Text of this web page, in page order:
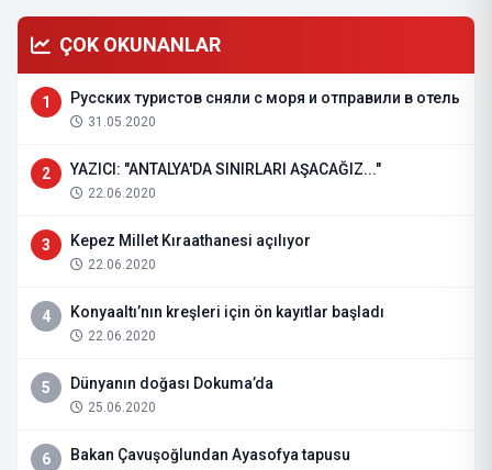
ÇOK OKUNANLAR
1 Русских туристов сняли с моря и отправили в отель
31.05.2020
2 YAZICI: "ANTALYA'DA SINIRLARI AŞACAĞIZ..."
22.06.2020
3 Kepez Millet Kıraathanesi açılıyor
22.06.2020
4 Konyaaltı’nın kreşleri için ön kayıtlar başladı
22.06.2020
5 Dünyanın doğası Dokuma’da
25.06.2020
6 Bakan Çavuşoğlundan Ayasofya tapusu